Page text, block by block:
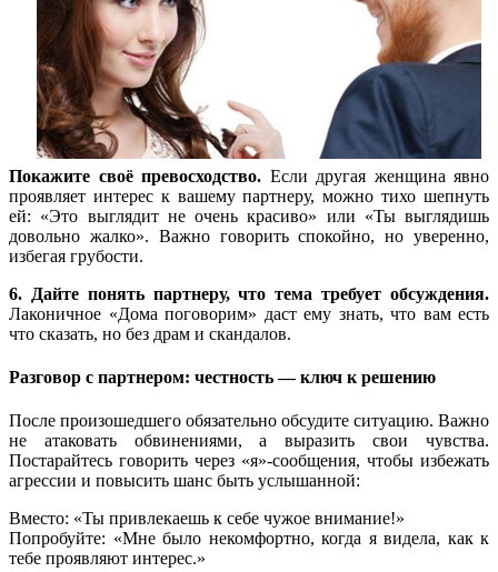
Покажите своё превосходство. Если другая женщина явно
проявляет интерес к вашему партнеру, можно тихо шепнуть
ей: «Это выглядит не очень красиво» или «Ты выглядишь
довольно жалко». Важно говорить спокойно, но уверенно,
избегая грубости.
6. Дайте понять партнеру, что тема требует обсуждения.
Лаконичное «Дома поговорим» даст ему знать, что вам есть
что сказать, но без драм и скандалов.
Разговор с партнером: честность — ключ к решению
После произошедшего обязательно обсудите ситуацию. Важно
не атаковать обвинениями, а выразить свои чувства.
Постарайтесь говорить через «я»-сообщения, чтобы избежать
агрессии и повысить шанс быть услышанной:
Вместо: «Ты привлекаешь к себе чужое внимание!»
Попробуйте: «Мне было некомфортно, когда я видела, как к
тебе проявляют интерес.»